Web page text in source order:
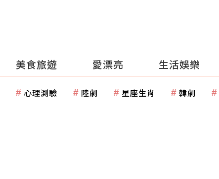
美食旅遊 愛漂亮 生活娛樂
心理測驗 陸劇 星座生肖 韓劇